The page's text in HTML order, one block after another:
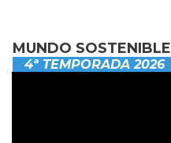
MUNDO SOSTENIBLE
4ª TEMPORADA 2026